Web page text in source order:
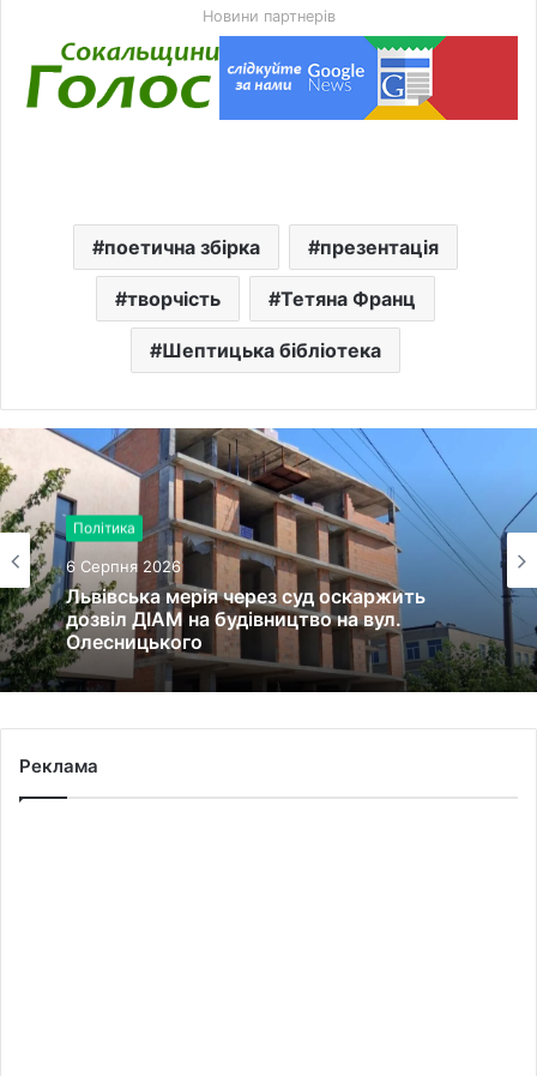
Новини партнерів
поетична збірка презентація
творчість Тетяна Франц
Шептицька бібліотека
Політика
6 Серпня 2026
Львівська мерія через суд оскаржить
дозвіл ДІАМ на будівництво на вул.
Олесницького
Реклама